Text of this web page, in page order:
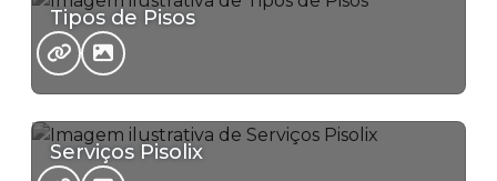
Tipos de Pisos
Serviços Pisolix